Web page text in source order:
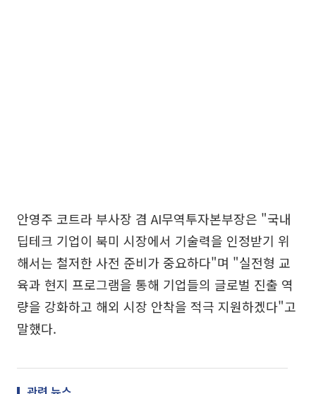
안영주 코트라 부사장 겸 AI무역투자본부장은 "국내
딥테크 기업이 북미 시장에서 기술력을 인정받기 위
해서는 철저한 사전 준비가 중요하다"며 "실전형 교
육과 현지 프로그램을 통해 기업들의 글로벌 진출 역
량을 강화하고 해외 시장 안착을 적극 지원하겠다"고
말했다.